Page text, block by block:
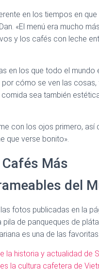
en los tiempos en
«El menú era mucho
y los cafés con leche
en los que todo el mundo
cómo se ven las cosas,
comida sea también
con los ojos primero, así
que verse bonito».
Más
del
fotos publicadas en la
pila de panqueques de
es una de las favoritas.
la historia y actualidad de
la cultura cafetera de